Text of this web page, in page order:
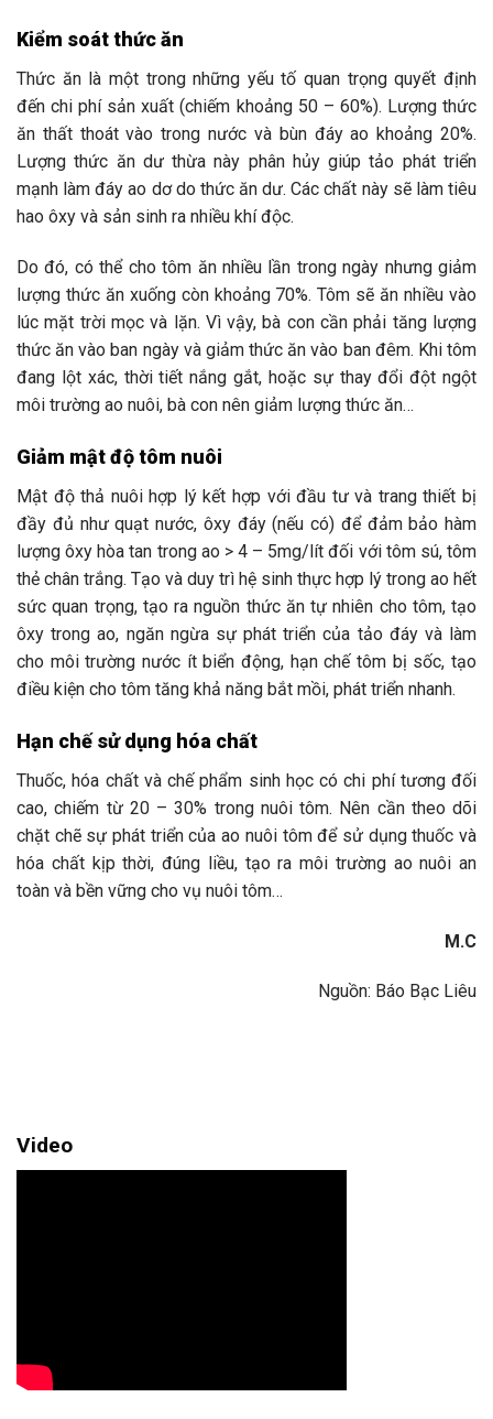
Kiểm soát thức ăn
Thức ăn là một trong những yếu tố quan trọng quyết định
đến chi phí sản xuất (chiếm khoảng 50 – 60%). Lượng thức
ăn thất thoát vào trong nước và bùn đáy ao khoảng 20%.
Lượng thức ăn dư thừa này phân hủy giúp tảo phát triển
mạnh làm đáy ao dơ do thức ăn dư. Các chất này sẽ làm tiêu
hao ôxy và sản sinh ra nhiều khí độc.
Do đó, có thể cho tôm ăn nhiều lần trong ngày nhưng giảm
lượng thức ăn xuống còn khoảng 70%. Tôm sẽ ăn nhiều vào
lúc mặt trời mọc và lặn. Vì vậy, bà con cần phải tăng lượng
thức ăn vào ban ngày và giảm thức ăn vào ban đêm. Khi tôm
đang lột xác, thời tiết nắng gắt, hoặc sự thay đổi đột ngột
môi trường ao nuôi, bà con nên giảm lượng thức ăn…
Giảm mật độ tôm nuôi
Mật độ thả nuôi hợp lý kết hợp với đầu tư và trang thiết bị
đầy đủ như quạt nước, ôxy đáy (nếu có) để đảm bảo hàm
lượng ôxy hòa tan trong ao > 4 – 5mg/lít đối với tôm sú, tôm
thẻ chân trắng. Tạo và duy trì hệ sinh thực hợp lý trong ao hết
sức quan trọng, tạo ra nguồn thức ăn tự nhiên cho tôm, tạo
ôxy trong ao, ngăn ngừa sự phát triển của tảo đáy và làm
cho môi trường nước ít biển động, hạn chế tôm bị sốc, tạo
điều kiện cho tôm tăng khả năng bắt mồi, phát triển nhanh.
Hạn chế sử dụng hóa chất
Thuốc, hóa chất và chế phẩm sinh học có chi phí tương đối
cao, chiếm từ 20 – 30% trong nuôi tôm. Nên cần theo dõi
chặt chẽ sự phát triển của ao nuôi tôm để sử dụng thuốc và
hóa chất kịp thời, đúng liều, tạo ra môi trường ao nuôi an
toàn và bền vững cho vụ nuôi tôm…
M.C
Nguồn: Báo Bạc Liêu
Video